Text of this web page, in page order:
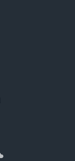
SoundCloud